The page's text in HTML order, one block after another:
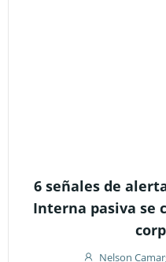
6 señales de
Interna pasiva se
Nelson